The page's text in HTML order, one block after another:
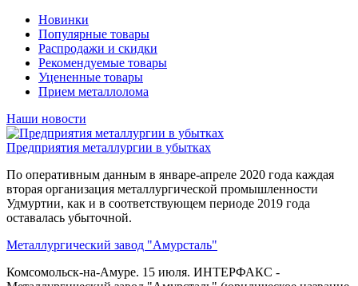
Новинки
Популярные товары
Распродажи и скидки
Рекомендуемые товары
Уцененные товары
Прием металлолома
Наши новости
Предприятия металлургии в убытках
По оперативным данным в январе-апреле 2020 года каждая
вторая организация металлургической промышленности
Удмуртии, как и в соответствующем периоде 2019 года
оставалась убыточной.
Металлургический завод "Амурсталь"
Комсомольск-на-Амуре. 15 июля. ИНТЕРФАКС -